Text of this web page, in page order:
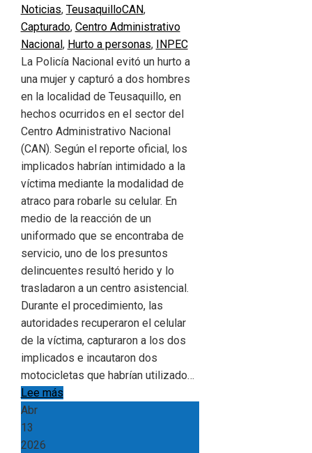
Noticias, TeusaquilloCAN,
Capturado, Centro Administrativo
Nacional , Hurto a personas,
INPEC
La Policía Nacional evitó un hurto a
una mujer y capturó a dos hombres
en la localidad de Teusaquillo, en
hechos ocurridos en el sector del
Centro Administrativo Nacional
(CAN). Según el reporte oficial, los
implicados habrían intimidado a la
víctima mediante la modalidad de
atraco para robarle su celular. En
medio de la reacción de un
uniformado que se encontraba de
servicio, uno de los presuntos
delincuentes resultó herido y lo
trasladaron a un centro asistencial.
Durante el procedimiento, las
autoridades recuperaron el celular
de la víctima, capturaron a los dos
implicados e incautaron dos
motocicletas que habrían utilizado…
Lee más
Abr
13
2026